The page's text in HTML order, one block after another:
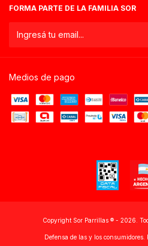
FORMA PARTE DE LA FAMILIA SOR
Medios de pago
Copyright Sor Parrillas ®️ - 2026.
Defensa de las y los consumidores.